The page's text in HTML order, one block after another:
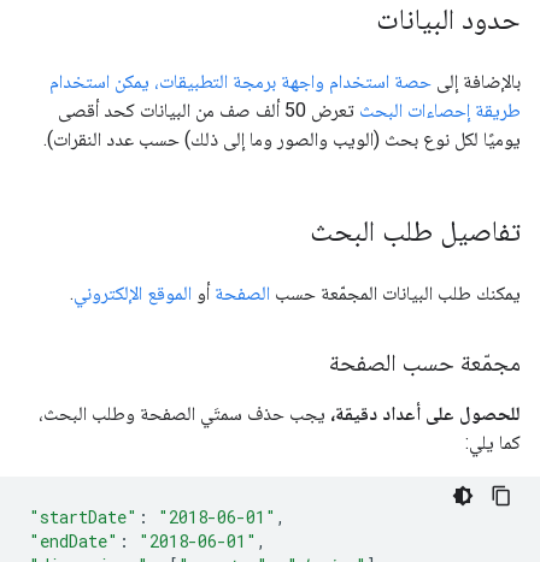
حدود البيانات
بالإضافة إلى حصة استخدام واجهة برمجة التطبيقات، يمكن استخدام
طريقة إحصاءات البحث
تعرض 50 ألف صف من البيانات كحد أقصى
يوميًا لكل نوع بحث (الويب والصور وما إلى ذلك) حسب عدد النقرات).
تفاصيل طلب البحث
يمكنك طلب البيانات المجمّعة حسب الصفحة أو الموقع الإلكتروني.
مجمّعة حسب الصفحة
للحصول على أعداد دقيقة، يجب حذف سمتَي الصفحة وطلب البحث،
كما يلي:
"startDate" : "2018-06-01" ,
"endDate" : "2018-06-01" ,